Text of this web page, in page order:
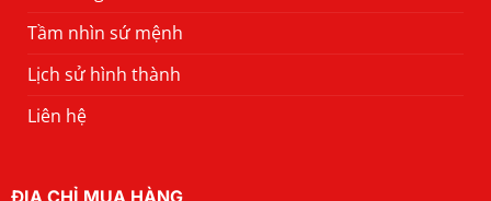
Tầm nhìn sứ mệnh
Lịch sử hình thành
Liên hệ